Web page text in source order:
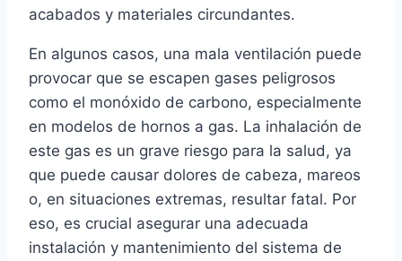
acabados y materiales circundantes.
En algunos casos, una mala ventilación puede
provocar que se escapen gases peligrosos
como el monóxido de carbono, especialmente
en modelos de hornos a gas. La inhalación de
este gas es un grave riesgo para la salud, ya
que puede causar dolores de cabeza, mareos
o, en situaciones extremas, resultar fatal. Por
eso, es crucial asegurar una adecuada
instalación y mantenimiento del sistema de